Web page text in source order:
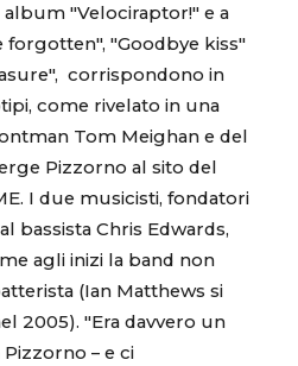
album "Velociraptor!" e a
forgotten", "Goodbye kiss"
corrispondono in
come rivelato in una
Tom Meighan e del
Pizzorno al sito del
I due musicisti, fondatori
bassista Chris Edwards,
agli inizi la band non
(Ian Matthews si
2005). "Era davvero un
– e ci